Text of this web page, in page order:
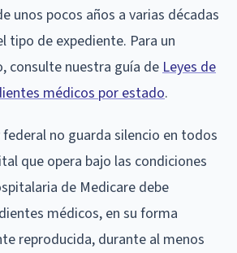
unos pocos años a varias décadas
tipo de expediente. Para un
consulte nuestra guía de Leyes de
médicos por estado.
no guarda silencio en todos
que opera bajo las condiciones
de Medicare debe
médicos, en su forma
reproducida, durante al menos